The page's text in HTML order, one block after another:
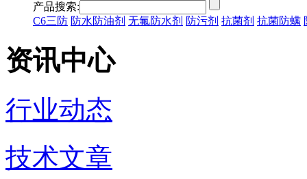
产品搜索:
C6三防 防水防油剂 无氟防水剂 防污剂 抗菌剂 抗菌防螨
资讯中心
行业动态
技术文章